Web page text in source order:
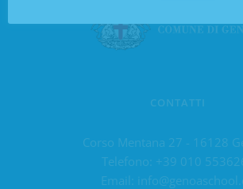
CONTATTI
Corso Mentana 27 - 16128
Telefono: +39 010
Email: